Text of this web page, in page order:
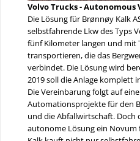
Volvo Trucks - Autonomous
Die Lösung für Brønnøy Kalk
selbstfahrende Lkw des Typs
fünf Kilometer langen und mit
transportieren, die das
verbindet. Die Lösung wird
2019 soll die Anlage komplett
Die Vereinbarung folgt auf
Automationsprojekte für den
und die Abfallwirtschaft. Doch
autonome Lösung ein Novum